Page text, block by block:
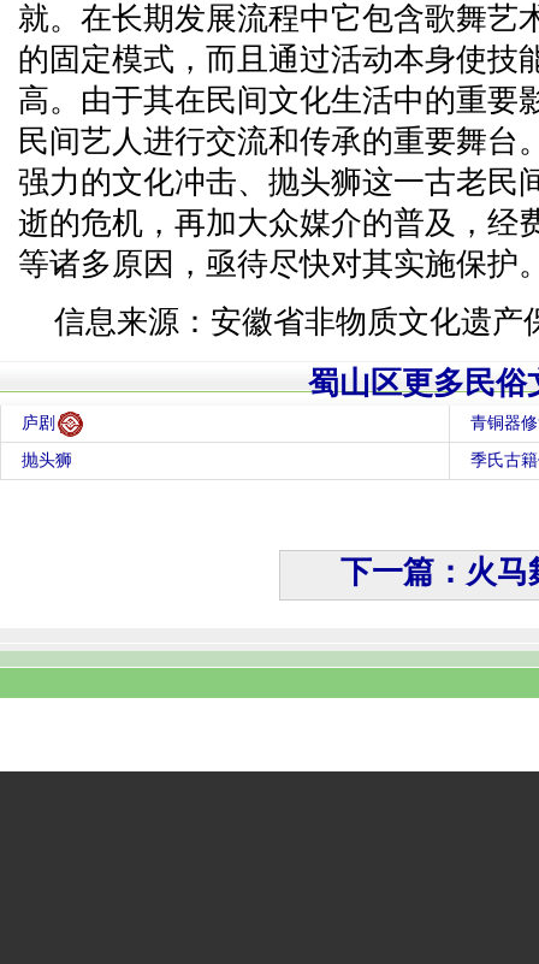
就。在长期发展流程中它包含歌舞艺
的固定模式，而且通过活动本身使技
高。由于其在民间文化生活中的重要
民间艺人进行交流和传承的重要舞台
强力的文化冲击、抛头狮这一古老民
逝的危机，再加大众媒介的普及，经
等诸多原因，亟待尽快对其实施保护
信息来源：安徽省非物质文化遗产
蜀山区更多民俗
庐剧 青铜器
抛头狮 季氏古
下一篇：火马